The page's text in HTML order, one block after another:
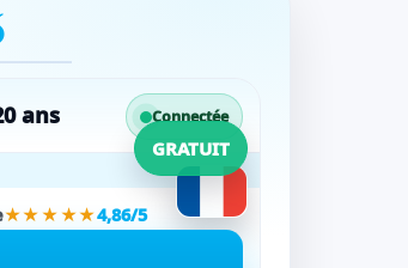
ans Connectée
GRATUIT
★★★★★4,86/5